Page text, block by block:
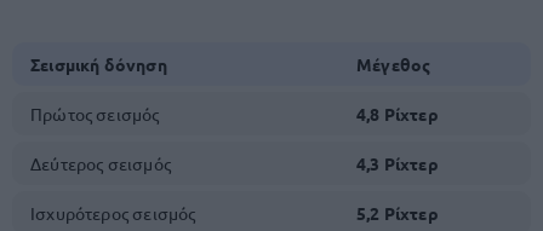
Σεισμική δόνηση Μέγεθος
Πρώτος σεισμός 4,8 Ρίχτερ
Δεύτερος σεισμός 4,3 Ρίχτερ
Ισχυρότερος σεισμός 5,2 Ρίχτερ